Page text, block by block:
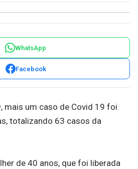
WhatsApp
Facebook
mais um caso de Covid 19 foi
totalizando 63 casos da
de 40 anos, que foi liberada